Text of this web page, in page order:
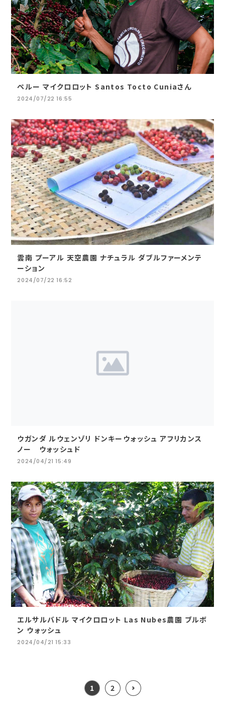
ペルー マイクロロット Santos Tocto Cuniaさん
2024/07/22 16:55
雲南 プーアル 天空農園 ナチュラル ダブルファーメンテ
ーション
2024/07/22 16:52
ウガンダ ルウェンゾリ ドンキーウォッシュ アフリカンス
ノー ウォッシュド
2024/04/21 15:49
エルサルバドル マイクロロット Las Nubes農園 ブルボ
ン ウォッシュ
2024/04/21 15:33
1 2